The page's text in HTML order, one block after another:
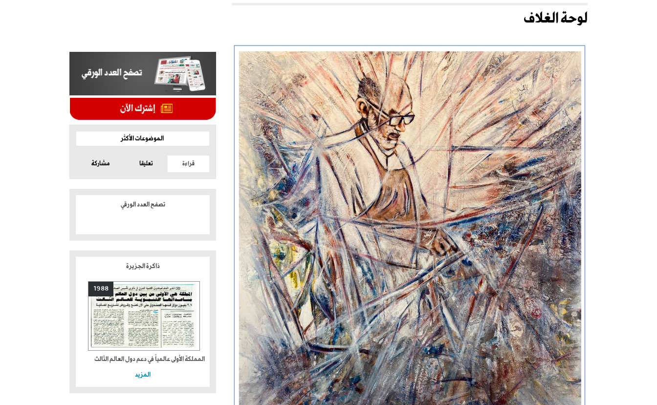
لوحة الغلاف
الموضوعات الأكثر
قراءة تعليقا مشاركة
تصفح العدد الورقي
ذاكرة الجزيرة
1988
المملكة الأولى عالمياً في دعم دول العالم الثالث
المزيد